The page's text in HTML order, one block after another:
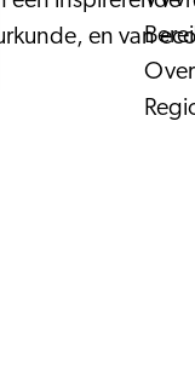
en van